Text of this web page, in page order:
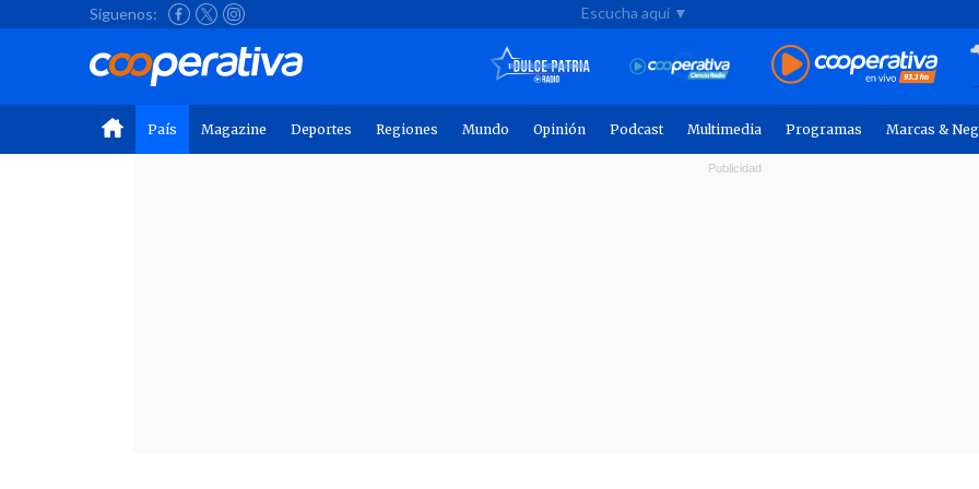
Síguenos: Escucha aquí ▼
País Magazine Deportes Regiones Mundo Opinión Podcast Multimedia Programas Marcas &